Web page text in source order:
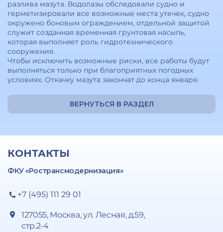
разлива мазута. Водолазы обследовали судно и
герметизировали все возможные места утечек, судно
окружено боновым ограждением, отдельной защитой
служит созданная временная грунтовая насыпь,
которая выполняет роль гидротехнического
сооружения.
Чтобы исключить возможные риски, все работы будут
выполняться только при благоприятных погодных
условиях. Откачку мазута закончат до конца января.
ВЕРНУТЬСЯ В РАЗДЕЛ
КОНТАКТЫ
ФКУ «Ространсмодернизация»
+7 (495) 111 29 01
127055, Москва, ул. Лесная, д.59,
стр.2-4